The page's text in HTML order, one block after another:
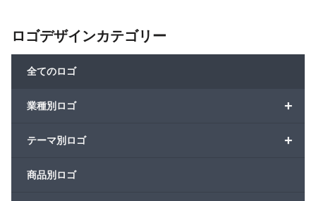
ロゴデザインカテゴリー
全てのロゴ
+
業種別ロゴ
+
テーマ別ロゴ
商品別ロゴ